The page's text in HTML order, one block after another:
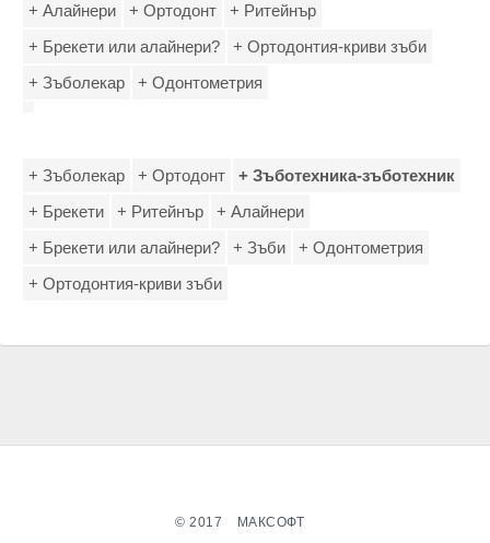
+ Алайнери
+ Ортодонт
+ Ритейнър
+ Брекети или алайнери?
+ Ортодонтия-криви зъби
+ Зъболекар
+ Одонтометрия
+ Зъболекар + Ортодонт
+ Зъботехника-зъботехник
+ Брекети
+ Ритейнър
+ Алайнери
+ Брекети или алайнери?
+ Зъби
+ Одонтометрия
+ Ортодонтия-криви зъби
© 2017 МАКСОФТ